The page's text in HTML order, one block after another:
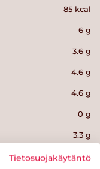
85 kcal
6 g
3.6 g
4.6 g
4.6 g
0 g
3.3 g
0.1 g
Tietosuojakäytäntö